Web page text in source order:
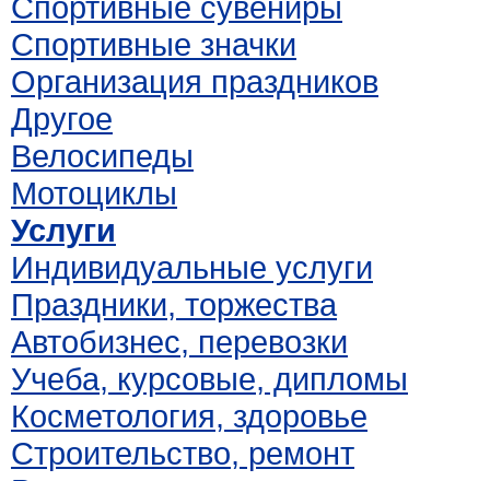
Спортивные значки
Организация праздников
Другое
Велосипеды
Мотоциклы
Услуги
Индивидуальные услуги
Праздники, торжества
Автобизнес, перевозки
Учеба, курсовые, дипломы
Косметология, здоровье
Строительство, ремонт